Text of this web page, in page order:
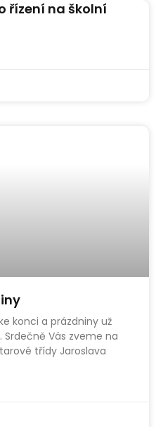
řízení na školní
konci a prázdniny už
Vás zveme na
třídy Jaroslava